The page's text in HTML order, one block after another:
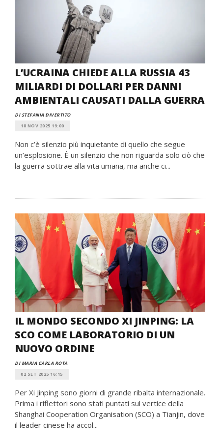
L’UCRAINA CHIEDE ALLA RUSSIA 43
MILIARDI DI DOLLARI PER DANNI
AMBIENTALI CAUSATI DALLA GUERRA
DI STEFANIA DIVERTITO
18 NOV 2025 19:00
Non c’è silenzio più inquietante di quello che segue
un’esplosione. È un silenzio che non riguarda solo ciò che
la guerra sottrae alla vita umana, ma anche ci...
IL MONDO SECONDO XI JINPING: LA
SCO COME LABORATORIO DI UN
NUOVO ORDINE
DI MARIA CARLA ROTA
02 SET 2025 16:15
Per Xi Jinping sono giorni di grande ribalta internazionale.
Prima i riflettori sono stati puntati sul vertice della
Shanghai Cooperation Organisation (SCO) a Tianjin, dove
il leader cinese ha accol...